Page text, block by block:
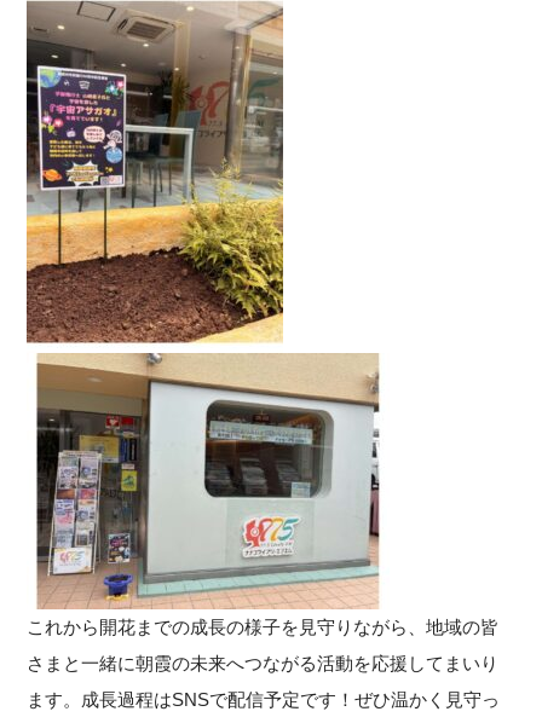
これから開花までの成長の様子を見守りながら、地域の皆
さまと一緒に朝霞の未来へつながる活動を応援してまいり
ます。成長過程はSNSで配信予定です！ぜひ温かく見守っ